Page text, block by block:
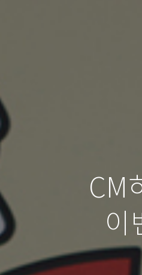
CM
이